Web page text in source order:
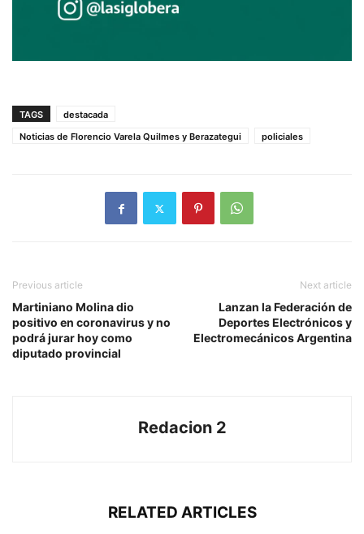
TAGS
destacada
Noticias de Florencio Varela Quilmes y Berazategui
policiales
Previous article
Martiniano Molina dio
positivo en coronavirus y no
podrá jurar hoy como
diputado provincial
Next article
Lanzan la Federación de
Deportes Electrónicos y
Electromecánicos Argentina
Redacion 2
RELATED ARTICLES